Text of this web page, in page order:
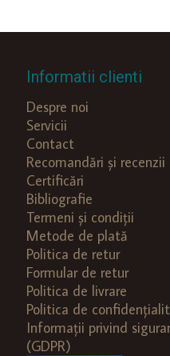
Informatii clienti
Despre noi
Servicii
Contact
Recomandări și recenzii
Certificări
Bibliografie
Termeni și condiții
Metode de plată
Politica de retur
Formular de retur
Politica de livrare
Politica de
Informații privind
(GDPR)